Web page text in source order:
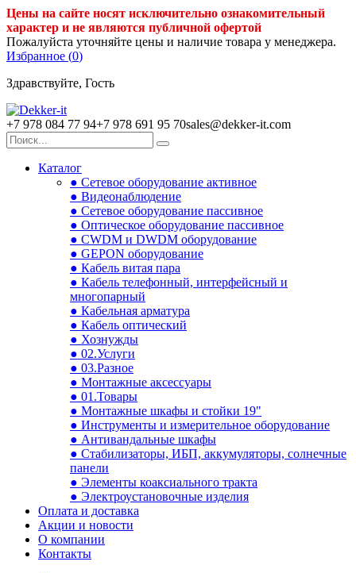
Цены на сайте носят исключительно ознакомительный
характер и не являются публичной офертой
Пожалуйста уточняйте цены и наличие товара у менеджера.
Избранное (0)
Здравствуйте, Гость
+7 978 084 77 94+7 978 691 95 70sales@dekker-it.com
Каталог
● Сетевое оборудование активное
● Видеонаблюдение
● Сетевое оборудование пассивное
● Оптическое оборудование пассивное
● CWDM и DWDM оборудование
● GEPON оборудование
● Кабель витая пара
● Кабель телефонный, интерфейсный и
многопарный
● Кабельная арматура
● Кабель оптический
● Хознужды
● 02.Услуги
● 03.Разное
● Монтажные аксессуары
● 01.Товары
● Монтажные шкафы и стойки 19"
● Инструменты и измерительное оборудование
● Антивандальные шкафы
● Стабилизаторы, ИБП, аккумуляторы, солнечные
панели
● Элементы коаксиального тракта
● Электроустановочные изделия
Оплата и доставка
Акции и новости
О компании
Контакты